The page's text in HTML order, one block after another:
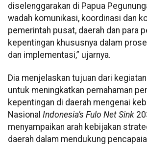
diselenggarakan di Papua
wadah komunikasi, koordinasi dan
pemerintah pusat, daerah dan para
kepentingan khususnya dalam
dan implementasi,” ujarnya.
Dia menjelaskan tujuan dari
untuk meningkatkan pemahaman
kepentingan di daerah mengenai
Nasional Indonesia’s Fulo Net Sink
menyampaikan arah kebijakan
daerah dalam mendukung